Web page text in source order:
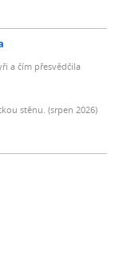
a čím přesvědčila
stěnu. (srpen 2026)